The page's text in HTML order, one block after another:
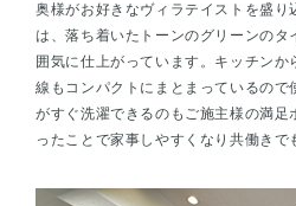
奥様がお好きなヴィラテイストを盛り
は、落ち着いたトーンのグリーンの
囲気に仕上がっています。キッチン
線もコンパクトにまとまっているの
がすぐ洗濯できるのもご施主様の満足
ったことで家事しやすくなり共働きで